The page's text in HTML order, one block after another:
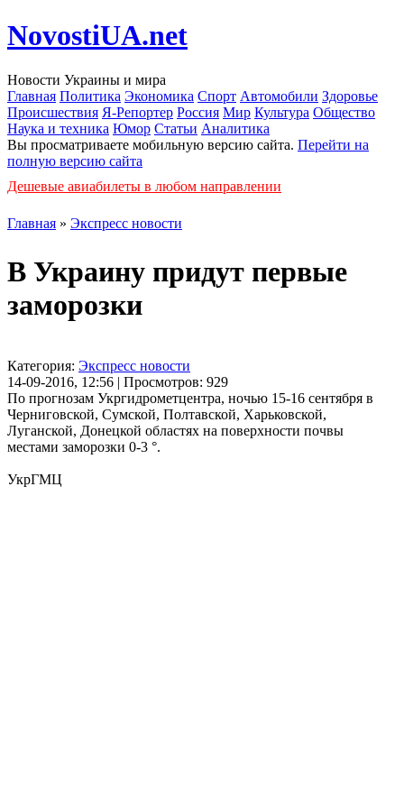
NovostiUA.net
Новости Украины и мира
Главная Политика Экономика Спорт Автомобили Здоровье
Происшествия Я-Репортер Россия Мир Культура Общество
Наука и техника Юмор Статьи Аналитика
Вы просматриваете мобильную версию сайта. Перейти на
полную версию сайта
Дешевые авиабилеты в любом направлении
Главная » Экспресс новости
В Украину придут первые
заморозки
Категория: Экспресс новости
14-09-2016, 12:56 | Просмотров: 929
По прогнозам Укргидрометцентра, ночью 15-16 сентября в
Черниговской, Сумской, Полтавской, Харьковской,
Луганской, Донецкой областях на поверхности почвы
местами заморозки 0-3 °.
УкрГМЦ